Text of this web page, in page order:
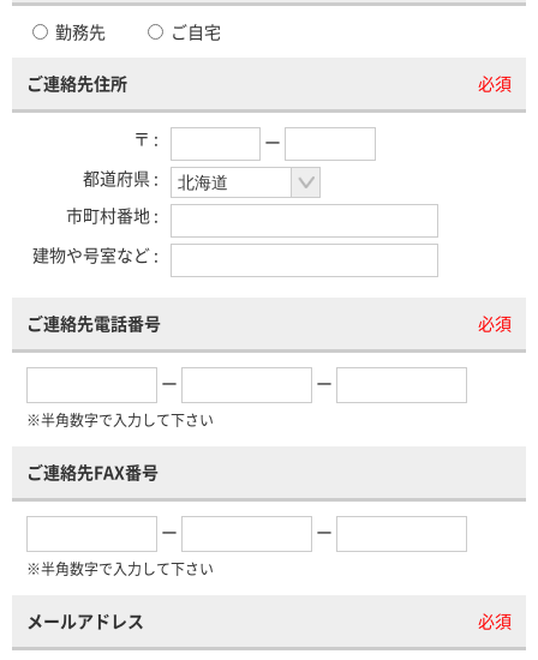
勤務先 ご自宅
ご連絡先住所 必須
〒 :
ー
都道府県 :
市町村番地 :
建物や号室など :
ご連絡先電話番号 必須
ー ー
※半角数字で入力して下さい
ご連絡先FAX番号
ー ー
※半角数字で入力して下さい
メールアドレス 必須